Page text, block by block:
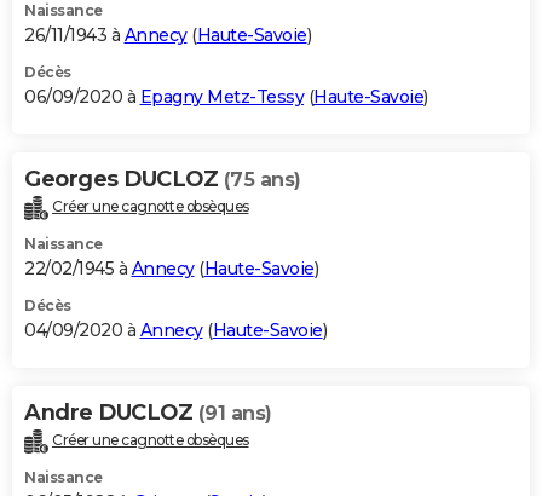
Naissance
26/11/1943 à Annecy(Haute-Savoie)
Décès
06/09/2020 à Epagny Metz-Tessy(Haute-Savoie)
Georges DUCLOZ (75 ans)
Créer une cagnotte obsèques
Naissance
22/02/1945 à Annecy(Haute-Savoie)
Décès
04/09/2020 à Annecy(Haute-Savoie)
Andre DUCLOZ (91 ans)
Créer une cagnotte obsèques
Naissance